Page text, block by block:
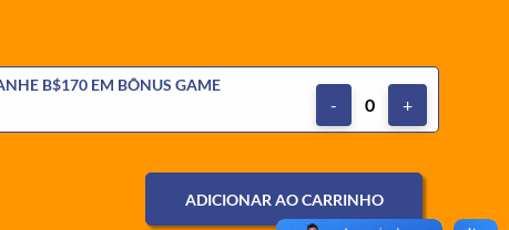
B$170 EM BÔNUS GAME
- 0 +
ADICIONAR AO CARRINHO